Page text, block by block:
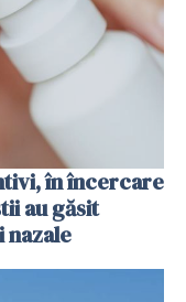
în încercare
au găsit